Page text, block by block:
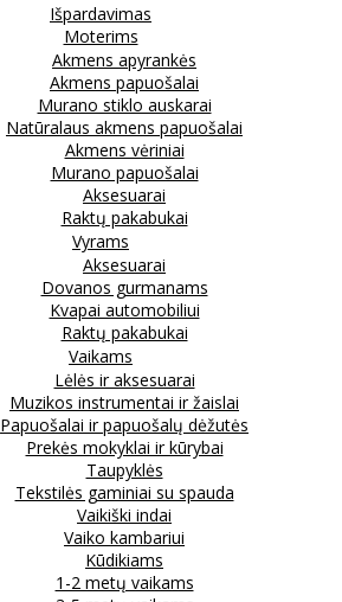
Išpardavimas
Moterims
Akmens apyrankės
Akmens papuošalai
Murano stiklo auskarai
Natūralaus akmens papuošalai
Akmens vėriniai
Murano papuošalai
Aksesuarai
Raktų pakabukai
Vyrams
Aksesuarai
Dovanos gurmanams
Kvapai automobiliui
Raktų pakabukai
Vaikams
Lėlės ir aksesuarai
Muzikos instrumentai ir žaislai
Papuošalai ir papuošalų dėžutės
Prekės mokyklai ir kūrybai
Taupyklės
Tekstilės gaminiai su spauda
Vaikiški indai
Vaiko kambariui
Kūdikiams
1-2 metų vaikams